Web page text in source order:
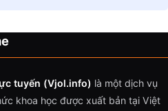
tuyến (Vjol.info) là một dịch vụ
khoa học được xuất bản tại Việt